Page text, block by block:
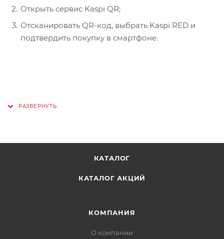
Открыть сервис Kaspi QR;
Отсканировать QR-код, выбрать Kaspi RED и
подтвердить покупку в смартфоне.
КАТАЛОГ
КАТАЛОГ АКЦИЙ
КОМПАНИЯ
О компании